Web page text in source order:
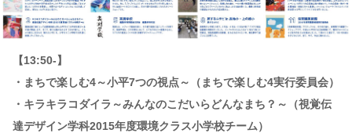
【13:50-】
・まちで楽しむ4～小平7つの視点～（まちで楽しむ4実行委員会）
・キラキラコダイラ～みんなのこだいらどんなまち？～（視覚伝
達デザイン学科2015年度環境クラス小学校チーム）